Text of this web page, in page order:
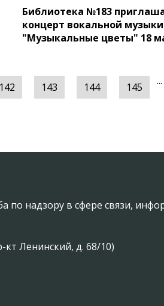
Библиотека №183
концерт вокальной музыки
"Музыкальные цветы" 18
142 143 144 145 ...
по надзору в сфере связи,
кт Ленинский, д. 68/10)